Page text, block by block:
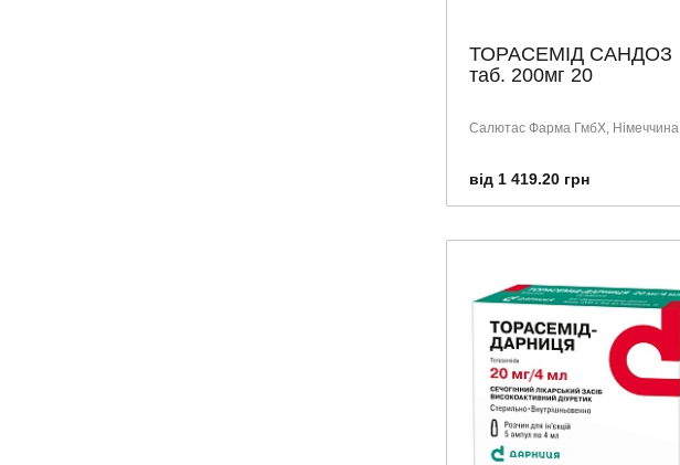
ТОРАСЕМІД САНДОЗ
таб. 200мг 20
Салютас Фарма ГмбХ, Німеччина
від 1 419.20 грн